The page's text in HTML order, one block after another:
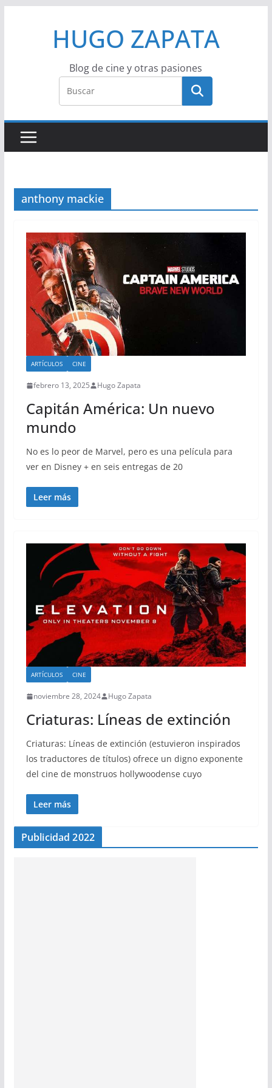
HUGO ZAPATA
Blog de cine y otras pasiones
anthony mackie
ARTÍCULOS CINE
febrero 13, 2025 Hugo Zapata
Capitán América: Un nuevo
mundo
No es lo peor de Marvel, pero es una película para
ver en Disney + en seis entregas de 20
Leer más
ARTÍCULOS CINE
noviembre 28, 2024 Hugo Zapata
Criaturas: Líneas de extinción
Criaturas: Líneas de extinción (estuvieron inspirados
los traductores de títulos) ofrece un digno exponente
del cine de monstruos hollywoodense cuyo
Leer más
Publicidad 2022